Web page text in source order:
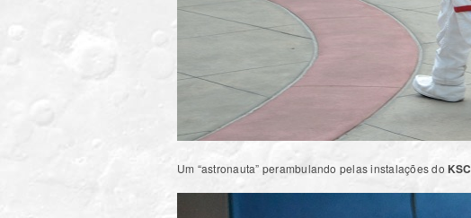
Um “astronauta” perambulando pelas instalações do KSC